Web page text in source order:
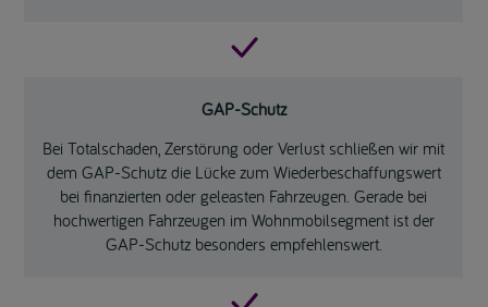
GAP-Schutz
Bei Totalschaden, Zerstörung oder Verlust schließen wir mit
dem GAP-Schutz die Lücke zum Wiederbeschaffungswert
bei finanzierten oder geleasten Fahrzeugen. Gerade bei
hochwertigen Fahrzeugen im Wohnmobilsegment ist der
GAP-Schutz besonders empfehlenswert.